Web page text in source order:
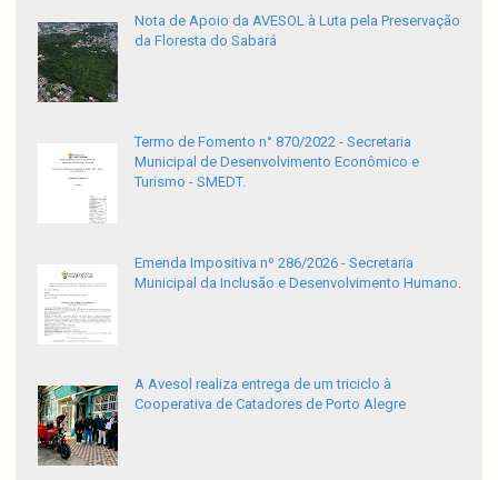
Nota de Apoio da AVESOL à Luta pela Preservação
da Floresta do Sabará
Termo de Fomento n° 870/2022 - Secretaria
Municipal de Desenvolvimento Econômico e
Turismo - SMEDT.
Emenda Impositiva nº 286/2026 - Secretaria
Municipal da Inclusão e Desenvolvimento Humano.
A Avesol realiza entrega de um triciclo à
Cooperativa de Catadores de Porto Alegre